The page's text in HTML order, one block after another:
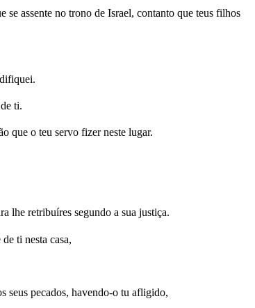
assente no trono de Israel, contanto que teus filhos
ti.
que o teu servo fizer neste lugar.
lhe retribuíres segundo a sua justiça.
ti nesta casa,
seus pecados, havendo-o tu afligido,